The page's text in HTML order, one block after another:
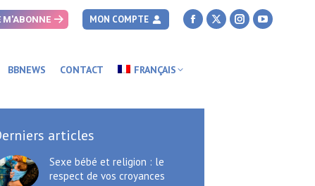
M'ABONNE MON COMPTE
Facebook
new
X
Instagram
YouTube
BBNEWS CONTACT FRANÇAIS
articles
Sexe bébé et religion : le
respect de vos croyances